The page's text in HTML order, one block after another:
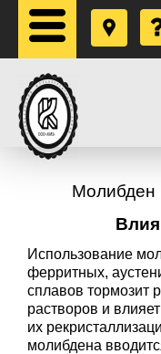
Молибден
Использование
ферритных,
сплавов тормозит
растворов и
их
молибдена